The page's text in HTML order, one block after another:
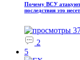
Почему ВСУ атакуют
последствия это
2
5